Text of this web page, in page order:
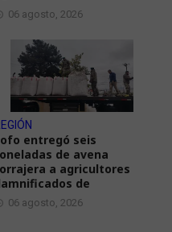
06 agosto, 2026
entregó seis
de avena
a agricultores
de
06 agosto, 2026